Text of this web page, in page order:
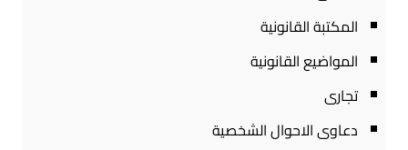
المكتبة القانونية
المواضيع القانونية
تجارى
دعاوى الاحوال الشخصية